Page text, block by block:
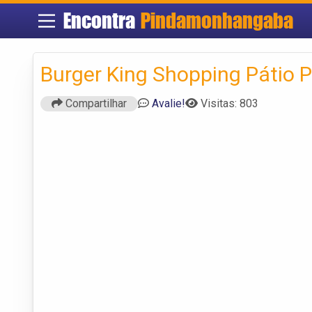
Encontra Pindamonhangaba
Burger King Shopping Pátio
Compartilhar Avalie! Visitas: 803